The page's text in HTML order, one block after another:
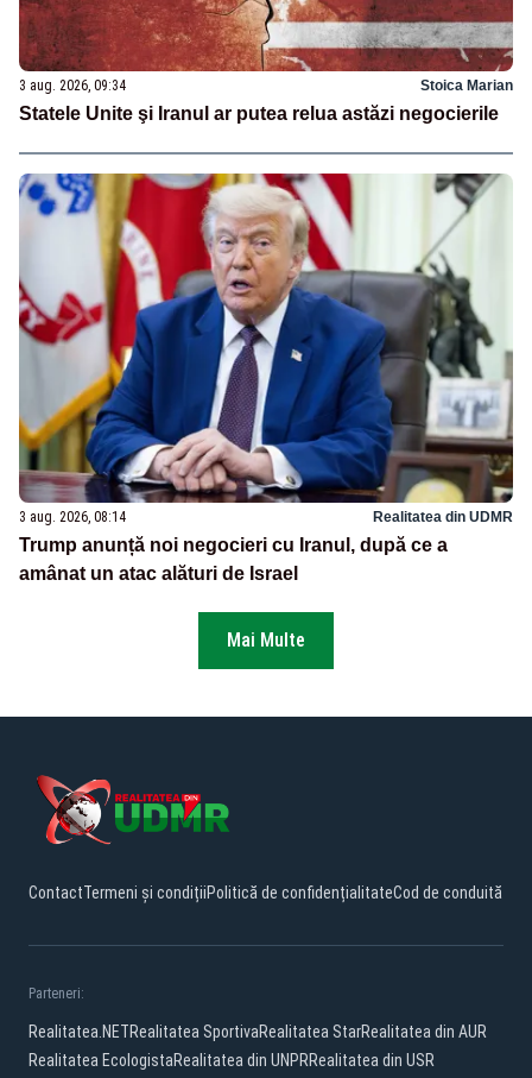
3 aug. 2026, 09:34 Stoica Marian
Statele Unite şi Iranul ar putea relua astăzi negocierile
3 aug. 2026, 08:14 Realitatea din UDMR
Trump anunță noi negocieri cu Iranul, după ce a
amânat un atac alături de Israel
Mai Multe
ContactTermeni și condițiiPolitică de confidențialitateCod de conduită
Parteneri:
Realitatea.NETRealitatea SportivaRealitatea StarRealitatea din AUR
Realitatea EcologistaRealitatea din UNPRRealitatea din USR